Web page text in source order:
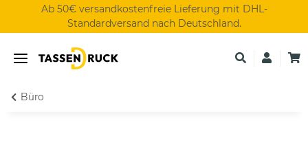
Ab 50€ versandkostenfreie Lieferung mit DHL-
Standardversand nach Deutschland.
Büro